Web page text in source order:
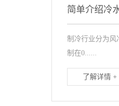
简单介绍冷
制冷行业分为风
制在0......
了解详情 +